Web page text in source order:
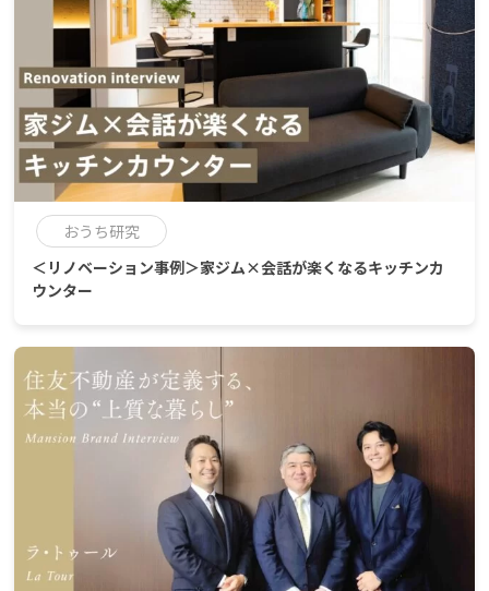
おうち研究
＜リノベーション事例＞家ジム×会話が楽くなるキッチンカ
ウンター